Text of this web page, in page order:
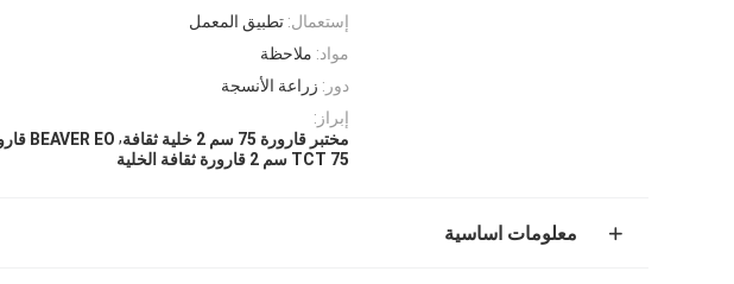
إستعمال: تطبيق المعمل
مواد: ملاحظة
دور: زراعة الأنسجة
إبراز:
مختبر قارورة 75 سم 2 خلية ثقافة
, BEAVER EO قارورة معقمة 75 سم 2
TCT 75 سم 2 قارورة ثقافة الخلية
معلومات اساسية